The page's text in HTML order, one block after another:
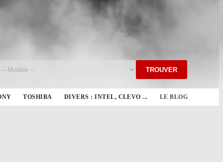
TROUVER
TOSHIBA DIVERS : INTEL, CLEVO ... LE BLOG